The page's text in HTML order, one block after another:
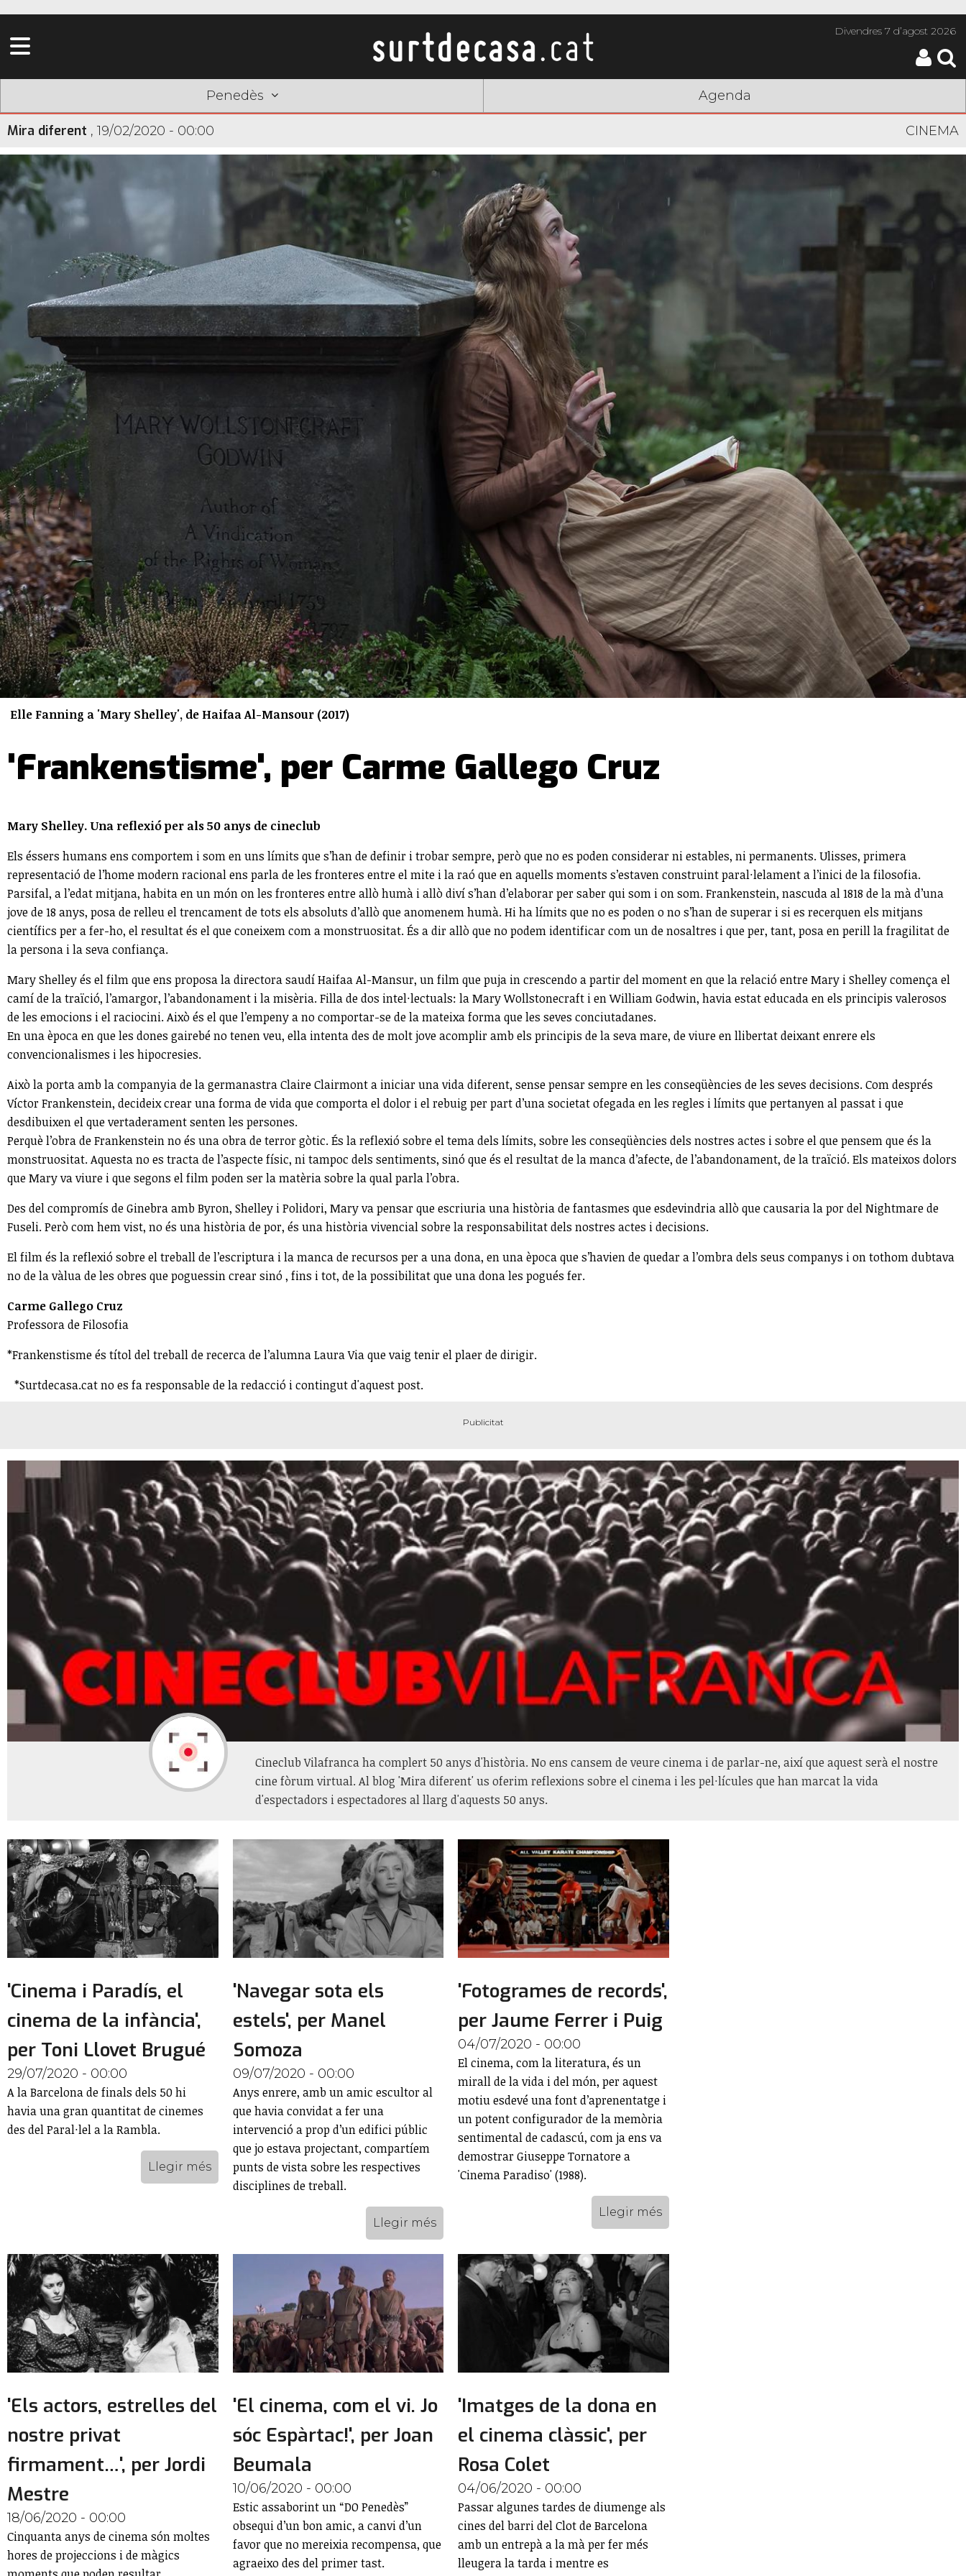
Divendres7 d’agost 2026
Penedès Agenda
Mira diferent , 19/02/2020 - 00:00 CINEMA
Elle Fanning a 'Mary Shelley', de Haifaa Al-Mansour (2017)
'Frankenstisme', per Carme Gallego Cruz
Mary Shelley. Una reflexió per als 50 anys de cineclub
Els éssers humans ens comportem i som en uns límits que s’han de definir i trobar sempre, però que no es poden considerar ni estables, ni permanents. Ulisses, primera
representació de l’home modern racional ens parla de les fronteres entre el mite i la raó que en aquells moments s’estaven construint paral·lelament a l’inici de la filosofia.
Parsifal, a l’edat mitjana, habita en un món on les fronteres entre allò humà i allò diví s’han d’elaborar per saber qui som i on som. Frankenstein, nascuda al 1818 de la mà d’una
jove de 18 anys, posa de relleu el trencament de tots els absoluts d’allò que anomenem humà. Hi ha límits que no es poden o no s’han de superar i si es recerquen els mitjans
científics per a fer-ho, el resultat és el que coneixem com a monstruositat. És a dir allò que no podem identificar com un de nosaltres i que per, tant, posa en perill la fragilitat de
la persona i la seva confiança.
Mary Shelley és el film que ens proposa la directora saudí Haifaa Al-Mansur, un film que puja in crescendo a partir del moment en que la relació entre Mary i Shelley comença el
camí de la traïció, l’amargor, l’abandonament i la misèria. Filla de dos intel·lectuals: la Mary Wollstonecraft i en William Godwin, havia estat educada en els principis valerosos
de les emocions i el raciocini. Això és el que l’empeny a no comportar-se de la mateixa forma que les seves conciutadanes.
En una època en que les dones gairebé no tenen veu, ella intenta des de molt jove acomplir amb els principis de la seva mare, de viure en llibertat deixant enrere els
convencionalismes i les hipocresies.
Això la porta amb la companyia de la germanastra Claire Clairmont a iniciar una vida diferent, sense pensar sempre en les conseqüències de les seves decisions. Com després
Víctor Frankenstein, decideix crear una forma de vida que comporta el dolor i el rebuig per part d’una societat ofegada en les regles i límits que pertanyen al passat i que
desdibuixen el que vertaderament senten les persones.
Perquè l’obra de Frankenstein no és una obra de terror gòtic. És la reflexió sobre el tema dels límits, sobre les conseqüències dels nostres actes i sobre el que pensem que és la
monstruositat. Aquesta no es tracta de l’aspecte físic, ni tampoc dels sentiments, sinó que és el resultat de la manca d’afecte, de l’abandonament, de la traïció. Els mateixos dolors
que Mary va viure i que segons el film poden ser la matèria sobre la qual parla l’obra.
Des del compromís de Ginebra amb Byron, Shelley i Polidori, Mary va pensar que escriuria una història de fantasmes que esdevindria allò que causaria la por del Nightmare de
Fuseli. Però com hem vist, no és una història de por, és una història vivencial sobre la responsabilitat dels nostres actes i decisions.
El film és la reflexió sobre el treball de l’escriptura i la manca de recursos per a una dona, en una època que s’havien de quedar a l’ombra dels seus companys i on tothom dubtava
no de la vàlua de les obres que poguessin crear sinó , fins i tot, de la possibilitat que una dona les pogués fer.
Carme Gallego Cruz
Professora de Filosofia
*Frankenstisme és títol del treball de recerca de l’alumna Laura Via que vaig tenir el plaer de dirigir.
*Surtdecasa.cat no es fa responsable de la redacció i contingut d'aquest post.
Cineclub Vilafranca ha complert 50 anys d'història. No ens cansem de veure cinema i de parlar-ne, així que aquest serà el nostre
cine fòrum virtual. Al blog 'Mira diferent' us oferim reflexions sobre el cinema i les pel·lícules que han marcat la vida
d'espectadors i espectadores al llarg d'aquests 50 anys.
'Cinema i Paradís, el
cinema de la infància',
per Toni Llovet Brugué
29/07/2020 - 00:00
A la Barcelona de finals dels 50 hi
havia una gran quantitat de cinemes
des del Paral·lel a la Rambla.
Llegir més
'Navegar sota els
estels', per Manel
Somoza
09/07/2020 - 00:00
Anys enrere, amb un amic escultor al
que havia convidat a fer una
intervenció a prop d’un edifici públic
que jo estava projectant, compartíem
punts de vista sobre les respectives
disciplines de treball.
Llegir més
'Fotogrames de records',
per Jaume Ferrer i Puig
04/07/2020 - 00:00
El cinema, com la literatura, és un
mirall de la vida i del món, per aquest
motiu esdevé una font d’aprenentatge i
un potent configurador de la memòria
sentimental de cadascú, com ja ens va
demostrar Giuseppe Tornatore a
'Cinema Paradiso' (1988).
Llegir més
'Els actors, estrelles del
nostre privat
firmament…', per Jordi
Mestre
18/06/2020 - 00:00
Cinquanta anys de cinema són moltes
hores de projeccions i de màgics
'El cinema, com el vi. Jo
sóc Espàrtac!', per Joan
Beumala
10/06/2020 - 00:00
Estic assaborint un “DO Penedès”
obsequi d’un bon amic, a canvi d’un
favor que no mereixia recompensa, que
agraeixo des del primer tast.
'Imatges de la dona en
el cinema clàssic', per
Rosa Colet
04/06/2020 - 00:00
Passar algunes tardes de diumenge als
cines del barri del Clot de Barcelona
amb un entrepà a la mà per fer més
lleugera la tarda i mentre es